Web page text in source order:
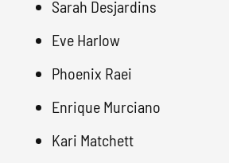
Sarah Desjardins
Eve Harlow
Phoenix Raei
Enrique Murciano
Kari Matchett